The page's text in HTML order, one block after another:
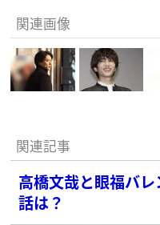
関連画像
関連記事
高橋文哉と眼福バ
話は？